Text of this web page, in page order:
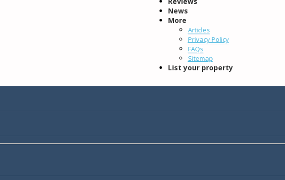
News
More
Articles
Privacy Policy
FAQs
Sitemap
List your property